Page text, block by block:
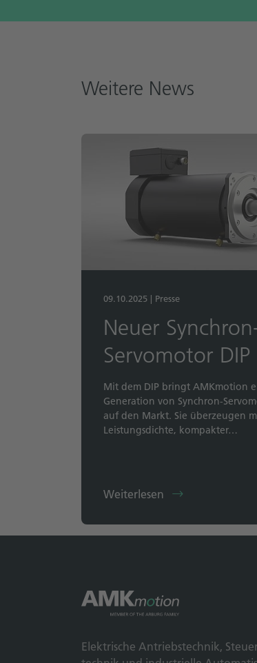
Weitere News
09.10.2025 | Presse
Neuer
Servomotor DIP
Mit dem DIP bringt AMKmotion
Generation von Synchron-
auf den Markt. Sie überzeugen
Leistungsdichte, kompakter…
Weiterlesen
Elek­trische Antriebs­technik,